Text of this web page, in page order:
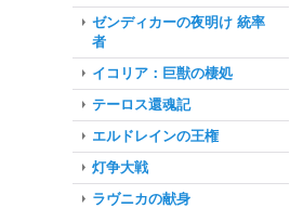
ゼンディカーの夜明け 統率
者
イコリア：巨獣の棲処
テーロス還魂記
エルドレインの王権
灯争大戦
ラヴニカの献身